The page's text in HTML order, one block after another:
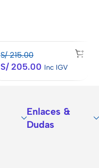
S/215.00
S/205.00 Inc IGV
Enlaces &
Dudas